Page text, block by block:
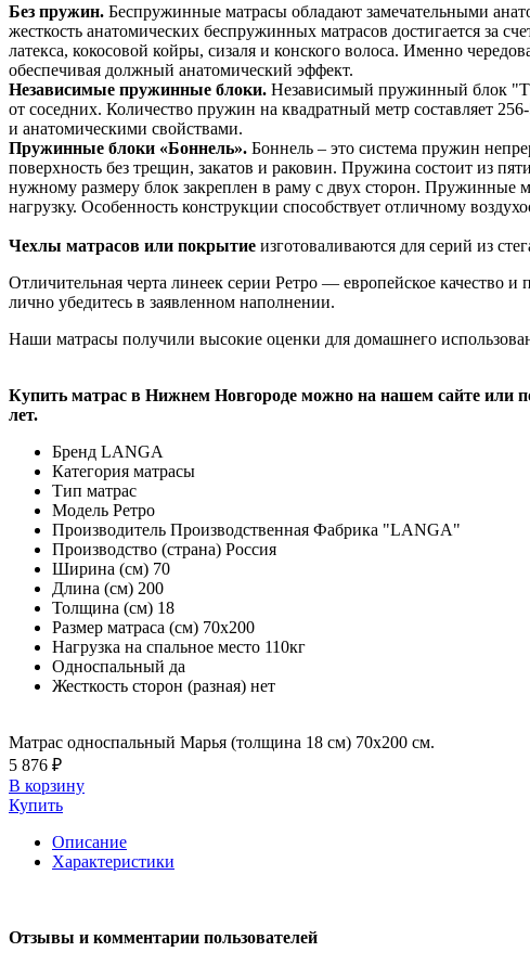
Без пружин. Беспружинные матрасы обладают замечательными
жесткость анатомических беспружинных матрасов достигается за
латекса, кокосовой койры, сизаля и конского волоса. Именно
обеспечивая должный анатомический эффект.
Независимые пружинные блоки. Независимый пружинный блок
от соседних. Количество пружин на квадратный метр составляет
и анатомическими свойствами.
Пружинные блоки «Боннель». Боннель – это система пружин
поверхность без трещин, закатов и раковин. Пружина состоит из
нужному размеру блок закреплен в раму с двух сторон. Пружинные
нагрузку. Особенность конструкции способствует отличному
Чехлы матрасов или покрытие изготоваливаются для серий из
Отличительная черта линеек серии Ретро — европейское качество и
лично убедитесь в заявленном наполнении.
Наши матрасы получили высокие оценки для домашнего
Купить матрас в Нижнем Новгороде можно на нашем сайте или
лет.
Бренд LANGA
Категория матрасы
Тип матрас
Модель Ретро
Производитель Производственная Фабрика "LANGA"
Производство (страна) Россия
Ширина (см) 70
Длина (см) 200
Толщина (см) 18
Размер матраса (см) 70х200
Нагрузка на спальное место 110кг
Односпальный да
Жесткость сторон (разная) нет
Матрас односпальный Марья (толщина 18 см) 70х200 см.
5 876 ₽
В корзину
Купить
Описание
Характеристики
Отзывы и комментарии пользователей